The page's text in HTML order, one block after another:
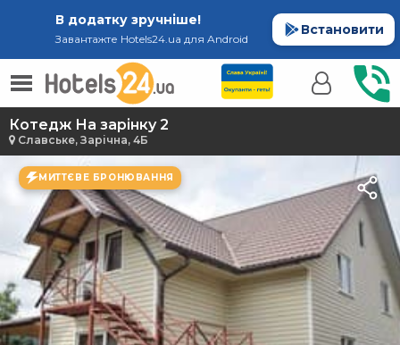
В додатку зручніше!
Завантажте Hotels24.ua для Android
Встановити
Котедж На зарінку 2
Славське, Зарічна, 4Б
МИТТЄВЕ БРОНЮВАННЯ